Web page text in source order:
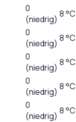
0
(niedrig) 8 °C
0
(niedrig) 8 °C
0
(niedrig) 8 °C
0
(niedrig) 8 °C
0
(niedrig) 8 °C